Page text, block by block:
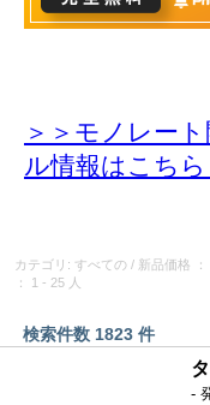
＞＞モノレー
ル情報はこちら
カテゴリ: すべての / 新品価格
： 1 - 25 人
検索件数 1823 件
-